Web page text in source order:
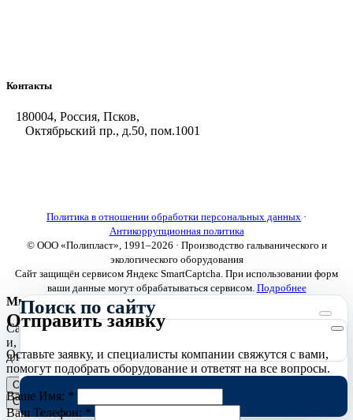
Контакты
180004, Россия, Псков,
Октябрьский пр., д.50, пом.1001
Политика в отношении обработки персональных данных ·
Антикоррупционная политика
© ООО «Полипласт», 1991–2026 · Производство гальванического и
экологического оборудования
Сайт защищён сервисом Яндекс SmartCaptcha. При использовании форм
ваши данные могут обрабатываться сервисом. Подробнее
Поиск по сайту
Отправить заявку
Оставьте заявку, и специалисты компании свяжутся с вами,
помогут подобрать оборудование и ответят на все вопросы.
Ваше Имя: *
Ваш Телефон: *
Мы используем cookies
Сайт использует необходимые cookies для корректной работы
и, с вашего согласия, аналитические cookies Яндекс.Метрики
для улучшения сайта.Подробнее
Отклонить
Cookies